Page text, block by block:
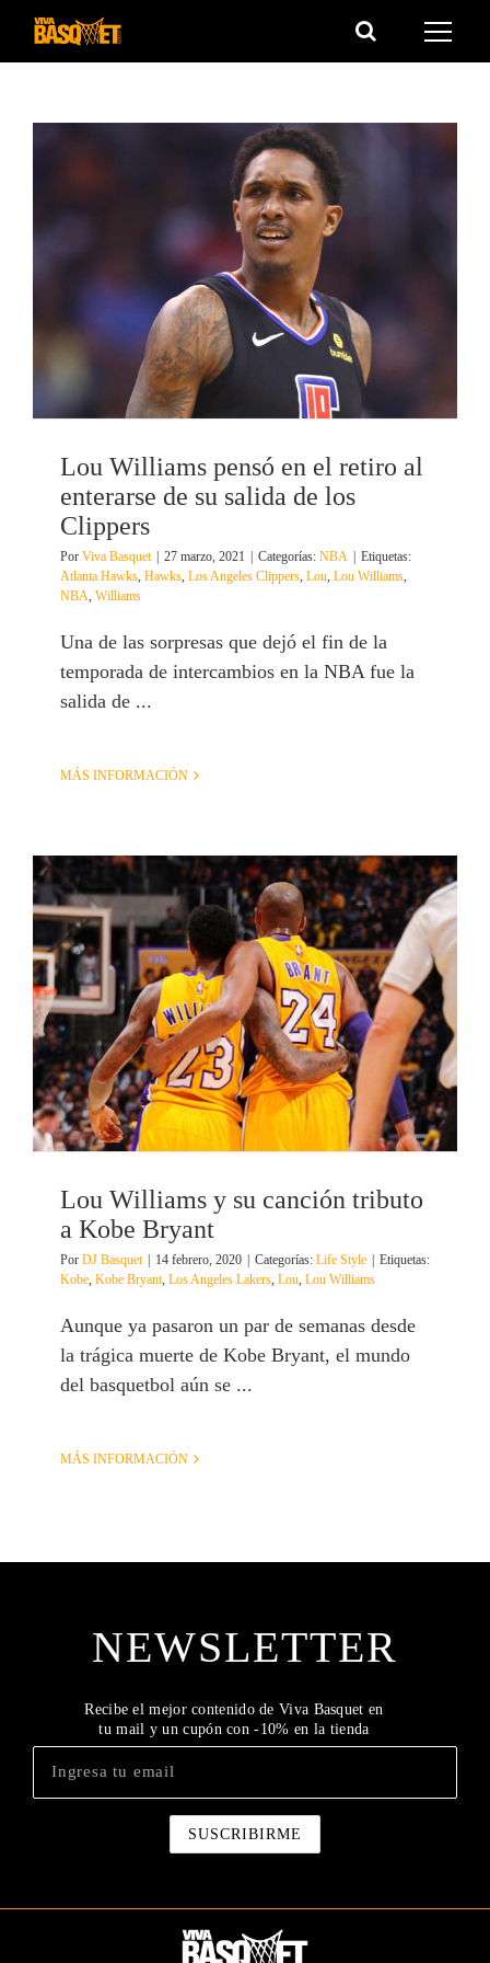
Saltar
Lou Williams pensó en el retiro al
enterarse de su salida de los
Clippers
Por Viva Basquet | 27 marzo, 2021 | Categorías: NBA | Etiquetas:
Atlanta Hawks Hawks Los Angeles Clippers Lou Lou Williams
NBA Williams
Una de las sorpresas que dejó el fin de la
temporada de intercambios en la NBA fue la
salida de ...
MÁS INFORMACIÓN
Lou Williams y su canción tributo
a Kobe Bryant
Por DJ Basquet | 14 febrero, 2020 | Categorías: Life Style | Etiquetas:
Kobe Kobe Bryant Los Angeles Lakers Lou Lou Williams
Aunque ya pasaron un par de semanas desde
la trágica muerte de Kobe Bryant, el mundo
del basquetbol aún se ...
MÁS INFORMACIÓN
NEWSLETTER
Recibe el mejor contenido de Viva Basquet en
tu mail y un cupón con -10% en la tienda